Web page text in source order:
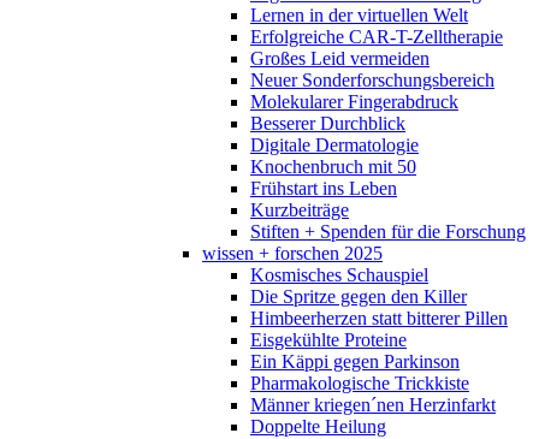
Lernen in der virtuellen Welt
Erfolgreiche CAR-T-Zelltherapie
Großes Leid vermeiden
Neuer Sonderforschungsbereich
Molekularer Fingerabdruck
Besserer Durchblick
Digitale Dermatologie
Knochenbruch mit 50
Frühstart ins Leben
Kurzbeiträge
Stiften + Spenden für die Forschung
wissen + forschen 2025
Kosmisches Schauspiel
Die Spritze gegen den Killer
Himbeerherzen statt bitterer Pillen
Eisgekühlte Proteine
Ein Käppi gegen Parkinson
Pharmakologische Trickkiste
Männer kriegen´nen Herzinfarkt
Doppelte Heilung